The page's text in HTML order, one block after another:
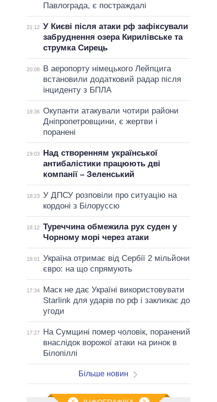
Павлограда, є постраждалі
21:12 У Києві після атаки рф зафіксували
забруднення озера Кирилівське та
струмка Сирець
20:08
В аеропорту німецького Лейпцига
встановили додатковий радар після
інциденту з БПЛА
19:36 Окупанти атакували чотири райони
Дніпропетровщини, є жертви і
поранені
19:03
Над створенням української
антибалістики працюють дві
компанії – Зеленський
18:23 У ДПСУ розповіли про ситуацію на
кордоні з Білоруссю
18:12 Туреччина обмежила рух суден у
Чорному морі через атаки
18:01
Україна отримає від Сербії 2 мільйони
євро: на що спрямують
17:34
Маск не дає Україні використовувати
Starlink для ударів по рф і закликає до
угоди
17:27
На Сумщині помер чоловік, поранений
внаслідок ворожої атаки на ринок в
Білопіллі
Більше новин